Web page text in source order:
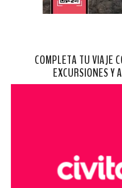
COMPLETA TU VIAJE
EXCURSIONES Y